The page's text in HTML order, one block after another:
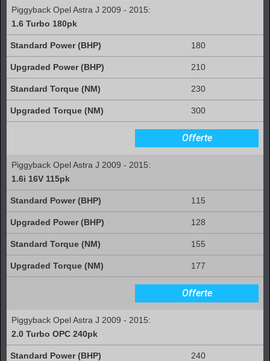
Piggyback Opel Astra J 2009 - 2015:
1.6 Turbo 180pk
180
210
230
300
Offerte
Piggyback Opel Astra J 2009 - 2015:
1.6i 16V 115pk
115
128
155
177
Offerte
Piggyback Opel Astra J 2009 - 2015:
2.0 Turbo OPC 240pk
240